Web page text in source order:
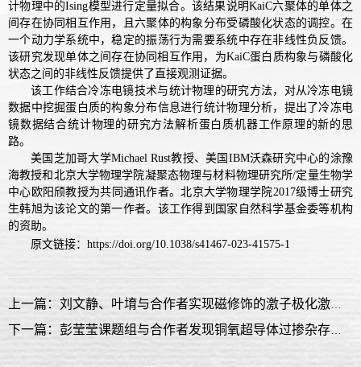
计物理中的Ising模型进行定量拟合。该结果说明KaiC六聚体的单体之
间存在协同相互作用，且六聚体的构象分布受磷酸化状态的调控。在
一个动力学系统中，稳定的振荡行为需要系统中存在非线性负反馈。
该研究发现单体之间存在协同相互作用，为KaiC蛋白质构象与磷酸化
状态之间的非线性反馈提供了直接观测证据。
该工作结合冷冻电镜技术与统计物理的研究方法，对从冷冻电镜
数据中挖掘蛋白质的构象分布信息进行统计物理分析，提出了冷冻电
镜数据结合统计物理的研究方法解析蛋白质机器工作原理的新的思
路。
美国芝加哥大学Michael Rust教授、美国 IBM沃森研究中心的涂豫
海教授和北京大学物理学院凝聚态物理与材料物理研究所/定量生物学
中心欧阳颀教授为共同通讯作者。北京大学物理学院2017级博士研究
生韩旭为该论文的第一作者。该工作得到国家自然科学基金委等机构
的资助。
原文链接：https://doi.org/10.1038/s41467-023-41575-1
上一篇：刘文静、叶堉与合作者实现磁修饰的激子极化激元超强耦合
下一篇：彭莹莹课题组与合作者发现铜氧超导体过掺杂存在普遍电荷序